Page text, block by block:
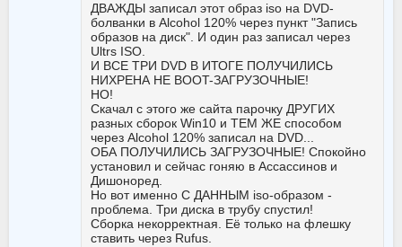
ДВАЖДЫ записал этот образ iso на DVD-
болванки в Alcohol 120% через пункт "Запись
образов на диск". И один раз записал через
Ultrs ISO.
И ВСЕ ТРИ DVD В ИТОГЕ ПОЛУЧИЛИСЬ
НИХРЕНА НЕ BOOT-ЗАГРУЗОЧНЫЕ!
НО!
Скачал с этого же сайта парочку ДРУГИХ
разных сборок Win10 и ТЕМ ЖЕ способом
через Alcohol 120% записал на DVD...
ОБА ПОЛУЧИЛИСЬ ЗАГРУЗОЧНЫЕ! Спокойно
установил и сейчас гоняю в Ассассинов и
Дишоноред.
Но вот именно С ДАННЫМ iso-образом -
проблема. Три диска в трубу спустил!
Сборка некорректная. Её только на флешку
ставить через Rufus.